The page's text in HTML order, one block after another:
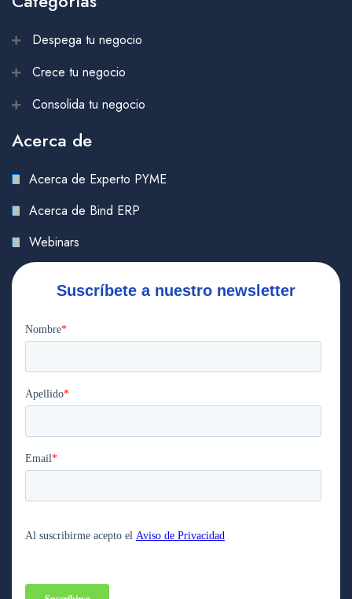
Despega tu negocio
Crece tu negocio
Consolida tu negocio
Acerca de
Acerca de Experto PYME
Acerca de Bind ERP
Webinars
Suscríbete a nuestro newsletter